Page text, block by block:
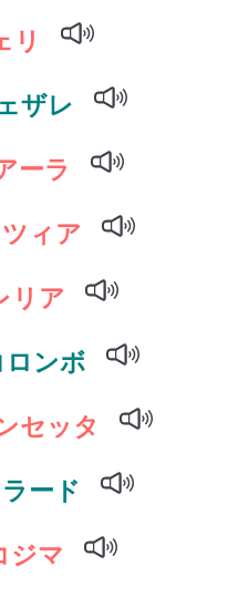
リ
ザレ
ーラ
ィア
リア
ンボ
セッタ
ード
ジマ